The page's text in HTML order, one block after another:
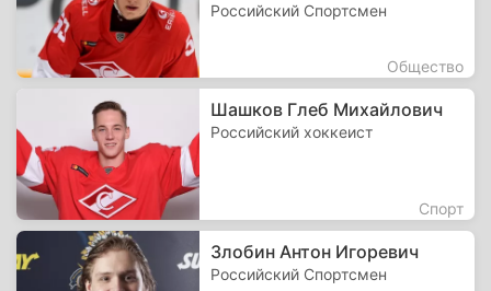
Российский Спортсмен
Общество
Шашков Глеб Михайлович
Российский хоккеист
Спорт
Злобин Антон Игоревич
Российский Спортсмен